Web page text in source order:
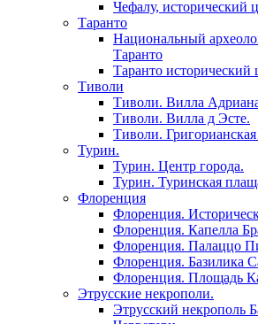
Чефалу, исторический
Таранто
Национальный
Таранто
Таранто исторический
Тиволи
Тиволи. Вилла
Тиволи. Вилла д Эсте.
Тиволи.
Турин.
Турин. Центр города.
Турин. Туринская
Флоренция
Флоренция.
Флоренция. Капелла
Флоренция. Палаццо
Флоренция. Базилика
Флоренция. Площадь
Этрусские некрополи.
Этрусский некрополь